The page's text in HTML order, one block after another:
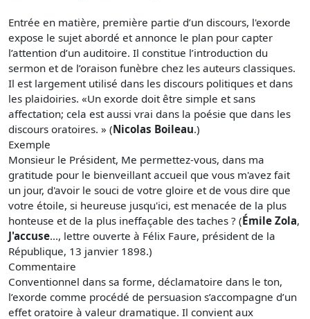
Entrée en matière, première partie d’un discours, l'exorde
expose le sujet abordé et annonce le plan pour capter
l’attention d’un auditoire. Il constitue l’introduction du
sermon et de l’oraison funèbre chez les auteurs classiques.
Il est largement utilisé dans les discours politiques et dans
les plaidoiries. «Un exorde doit être simple et sans
affectation; cela est aussi vrai dans la poésie que dans les
discours oratoires. » (Nicolas Boileau.)
Exemple
Monsieur le Président, Me permettez-vous, dans ma
gratitude pour le bienveillant accueil que vous m'avez fait
un jour, d'avoir le souci de votre gloire et de vous dire que
votre étoile, si heureuse jusqu'ici, est menacée de la plus
honteuse et de la plus ineffaçable des taches ? (Émile Zola,
J'accuse..., lettre ouverte à Félix Faure, président de la
République, 13 janvier 1898.)
Commentaire
Conventionnel dans sa forme, déclamatoire dans le ton,
l’exorde comme procédé de persuasion s’accompagne d’un
effet oratoire à valeur dramatique. Il convient aux